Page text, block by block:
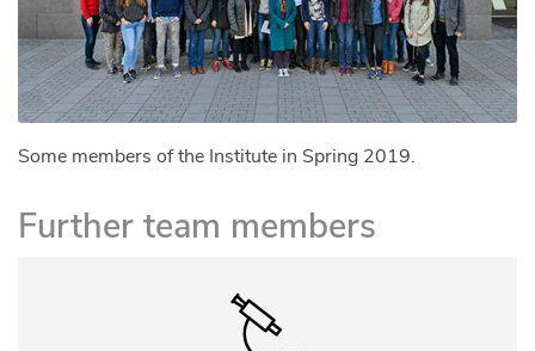
Some members of the Institute in Spring 2019.
Further team members